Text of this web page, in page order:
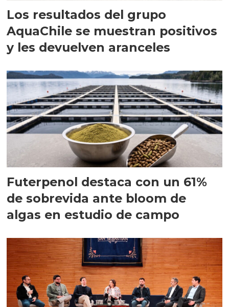
Los resultados del grupo
AquaChile se muestran positivos
y les devuelven aranceles
Futerpenol destaca con un 61%
de sobrevida ante bloom de
algas en estudio de campo